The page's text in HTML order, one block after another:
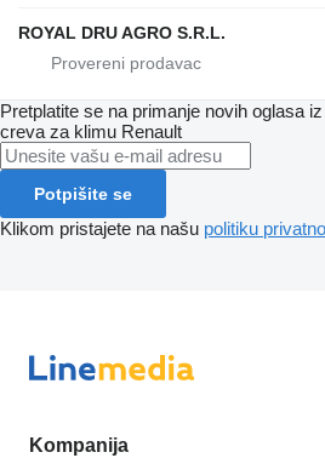
ROYAL DRU AGRO S.R.L.
Pretplatite se na primanje novih oglasa
creva za klimu Renault
Potpišite se
Klikom pristajete na našu politiku
Kompanija